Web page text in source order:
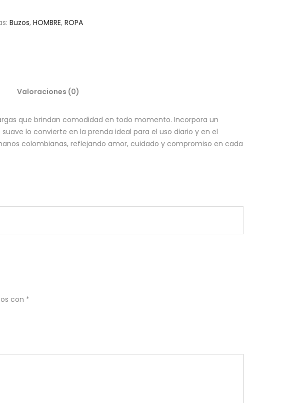
Buzos, HOMBRE, ROPA
Valoraciones (0)
que brindan comodidad en todo momento. Incorpora un
lo convierte en la prenda ideal para el uso diario y en el
colombianas, reflejando amor, cuidado y compromiso en cada
con *